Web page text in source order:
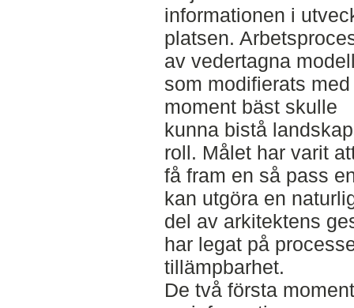
informationen i
platsen.
av vedertagna
som modifierats
moment bäst skulle
kunna bistå
roll. Målet har varit
få fram en så pass
kan utgöra en
del av arkitektens
har legat på
tillämpbarhet.
De två första